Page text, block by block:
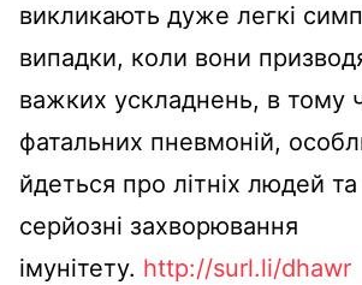
викликають дуже легкі
випадки, коли вони
важких ускладнень, в тому
фатальних пневмоній,
йдеться про літніх людей
серйозні захворювання
імунітету. http://surl.li/dhawr